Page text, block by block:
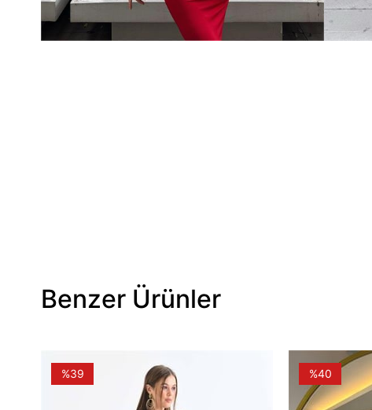
Benzer Ürünler
%39 %40